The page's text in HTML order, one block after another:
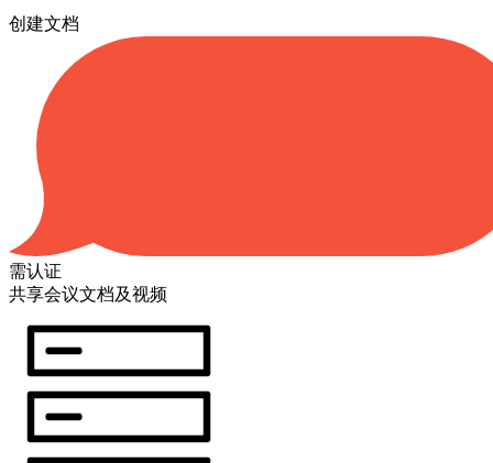
创建文档
需认证
共享会议文档及视频